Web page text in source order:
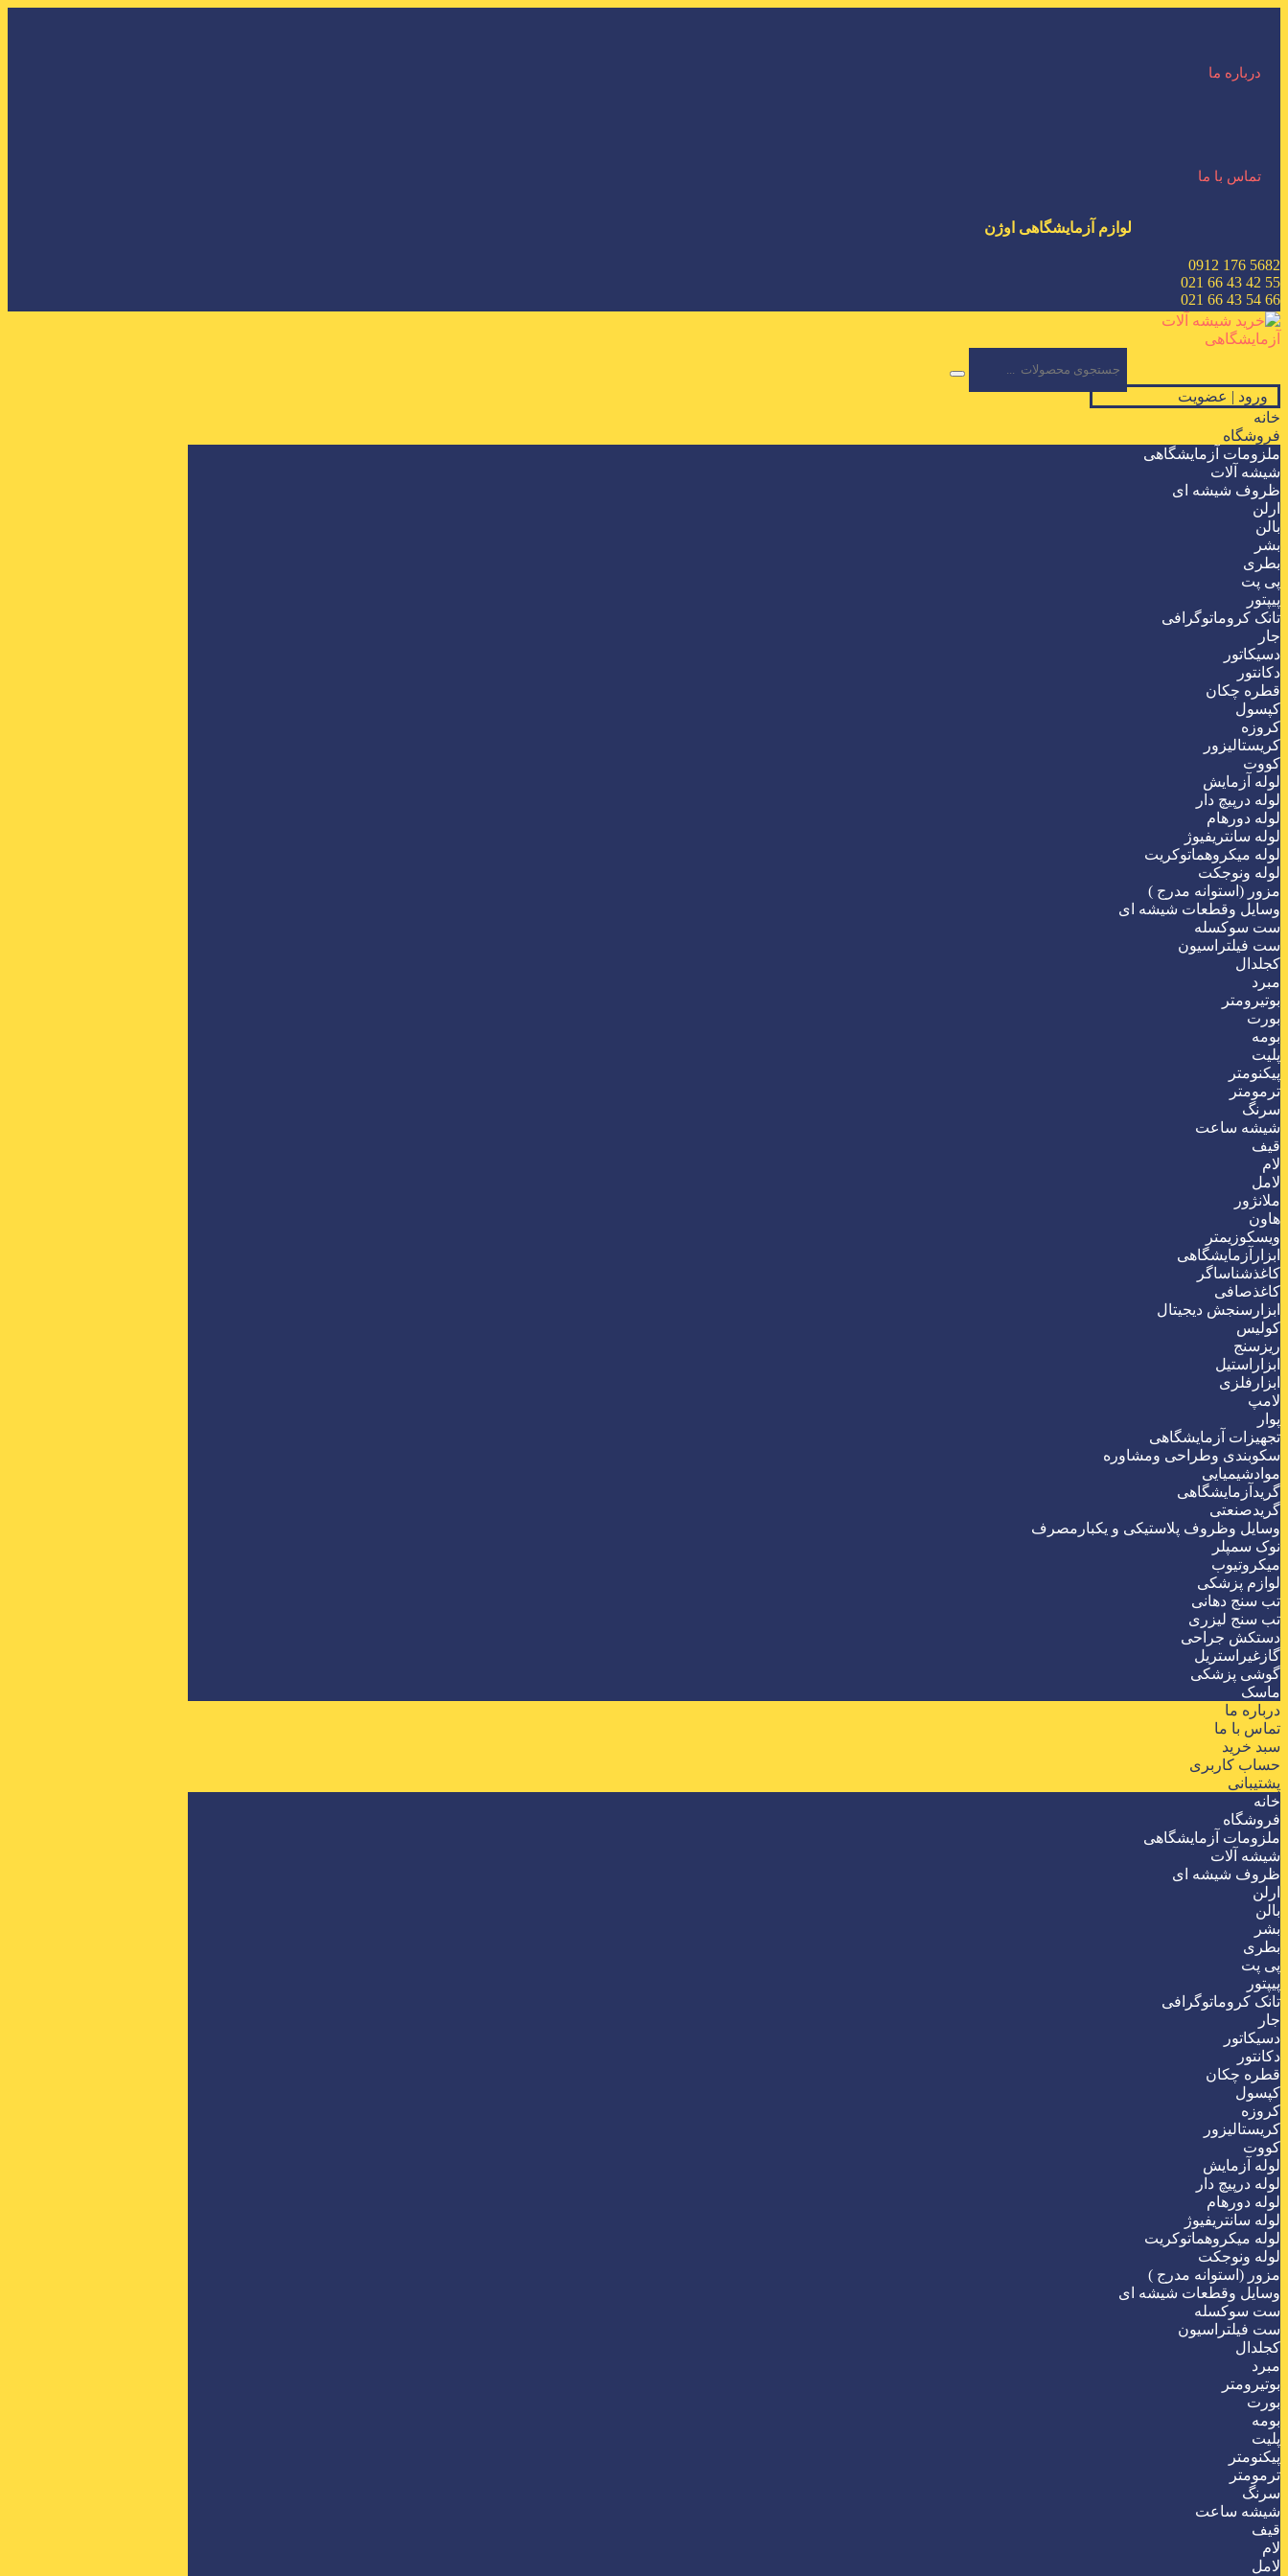
درباره ما
تماس با ما
لوازم آزمایشگاهی اوژن
5682 176 0912
55 42 43 66 021
66 54 43 66 021
ورود | عضویت
خانه
فروشگاه
ملزومات آزمایشگاهی
شیشه آلات
ظروف شیشه ای
ارلن
بالن
بشر
بطری
پی پت
پیپتور
تانک کروماتوگرافی
جار
دسیکاتور
دکانتور
قطره چکان
کپسول
کروزه
کریستالیزور
کووت
لوله آزمایش
لوله درپیچ دار
لوله دورهام
لوله سانتریفیوژ
لوله میکروهماتوکریت
لوله ونوجکت
مزور (استوانه مدرج )
وسایل وقطعات شیشه ای
ست سوکسله
ست فیلتراسیون
کجلدال
مبرد
بوتیرومتر
بورت
بومه
پلیت
پیکنومتر
ترمومتر
سرنگ
شیشه ساعت
قیف
لام
لامل
ملانژور
هاون
ویسکوزیمتر
ابزارآزمایشگاهی
کاغذشناساگر
کاغذصافی
ابزارسنجش دیجیتال
کولیس
ریزسنج
ابزاراستیل
ابزارفلزی
لامپ
پوار
تجهیزات آزمایشگاهی
سکوبندی وطراحی ومشاوره
موادشیمیایی
گریدآزمایشگاهی
گریدصنعتی
وسایل وظروف پلاستیکی و یکبارمصرف
نوک سمپلر
میکروتیوب
لوازم پزشکی
تب سنج دهانی
تب سنج لیزری
دستکش جراحی
گازغیراستریل
گوشی پزشکی
ماسک
درباره ما
تماس با ما
سبد خرید
حساب کاربری
پشتیبانی
خانه
فروشگاه
ملزومات آزمایشگاهی
شیشه آلات
ظروف شیشه ای
ارلن
بالن
بشر
بطری
پی پت
پیپتور
تانک کروماتوگرافی
جار
دسیکاتور
دکانتور
قطره چکان
کپسول
کروزه
کریستالیزور
کووت
لوله آزمایش
لوله درپیچ دار
لوله دورهام
لوله سانتریفیوژ
لوله میکروهماتوکریت
لوله ونوجکت
مزور (استوانه مدرج )
وسایل وقطعات شیشه ای
ست سوکسله
ست فیلتراسیون
کجلدال
مبرد
بوتیرومتر
بورت
بومه
پلیت
پیکنومتر
ترمومتر
سرنگ
شیشه ساعت
قیف
لام
لامل